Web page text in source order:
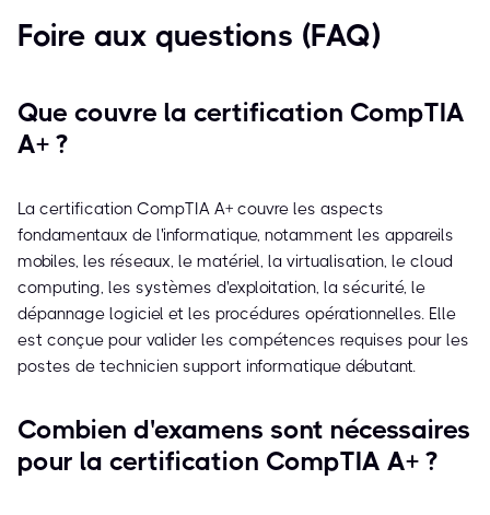
Foire aux questions (FAQ)
Que couvre la certification CompTIA
A+ ?
La certification CompTIA A+ couvre les aspects
fondamentaux de l'informatique, notamment les appareils
mobiles, les réseaux, le matériel, la virtualisation, le cloud
computing, les systèmes d'exploitation, la sécurité, le
dépannage logiciel et les procédures opérationnelles. Elle
est conçue pour valider les compétences requises pour les
postes de technicien support informatique débutant.
Combien d'examens sont nécessaires
pour la certification CompTIA A+ ?